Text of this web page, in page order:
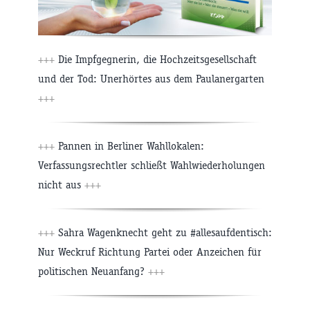
+++ Die Impfgegnerin, die Hochzeitsgesellschaft
und der Tod: Unerhörtes aus dem Paulanergarten
+++
+++ Pannen in Berliner Wahllokalen:
Verfassungsrechtler schließt Wahlwiederholungen
nicht aus +++
+++ Sahra Wagenknecht geht zu #allesaufdentisch:
Nur Weckruf Richtung Partei oder Anzeichen für
politischen Neuanfang? +++